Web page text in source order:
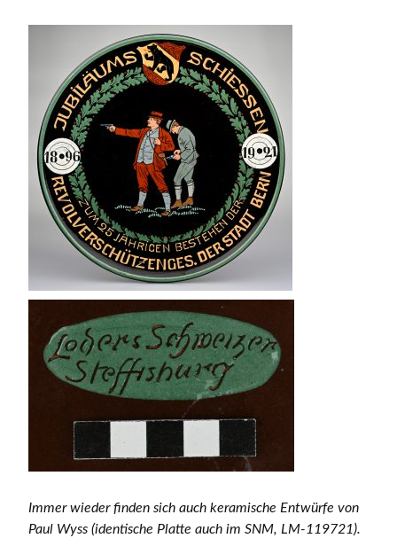
Immer wieder finden sich auch keramische Entwürfe von
Paul Wyss (identische Platte auch im SNM, LM-119721).